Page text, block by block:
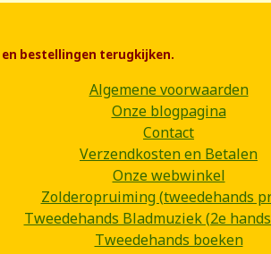
en bestellingen terugkijken.
Algemene voorwaarden
Onze blogpagina
Contact
Verzendkosten en Betalen
Onze webwinkel
Zolderopruiming (tweedehands
Tweedehands Bladmuziek (2e
Tweedehands boeken